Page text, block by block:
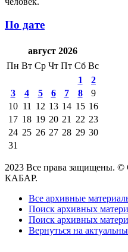
По дате
август 2026
Пн Вт Ср Чт Пт Сб Вс
1
2
3
4 5 6 7 8
9
10 11 12 13 14 15 16
17 18 19 20 21 22 23
24 25 26 27 28 29 30
31
2023 Все права защищены.
КАБАР.
Все архивные
Поиск архивных
Поиск архивных
Вернуться на